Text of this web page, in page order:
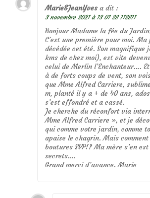
Marie&JeanYves a dit :
3 novembre 2021 à 13 01 28 112811
Bonjour Madame la fée du
C’est une première pour moi.
décédée cet été. Son magnifique
kms de chez moi), est vite
celui de Merlin l’Enchanteur….
à de forts coups de vent, son
que Mme Alfred Carriere,
m, planté il y a + de 40 ans,
s’est effondré et a cassé.
Je cherche du réconfort via
Mme Alfred Carriere », et je
qui comme votre jardin, comme
apaise le chagrin. Mais
boutures SVP!? Ma mère s’en
secrets….
Grand merci d’avance. Marie